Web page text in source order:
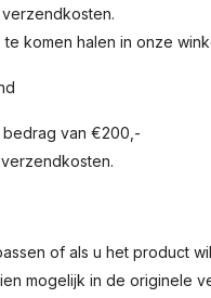
komen halen in onze
van €200,-
of als u het product
mogelijk in de originele